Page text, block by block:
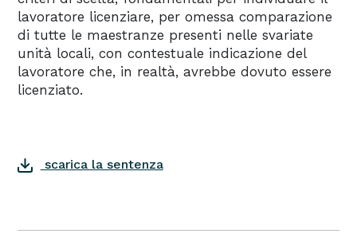
lavoratore licenziare, per omessa comparazione
di tutte le maestranze presenti nelle svariate
unità locali, con contestuale indicazione del
lavoratore che, in realtà, avrebbe dovuto essere
licenziato.
scarica la sentenza